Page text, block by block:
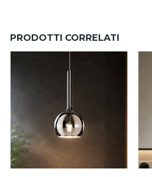
PRODOTTI CORRELATI